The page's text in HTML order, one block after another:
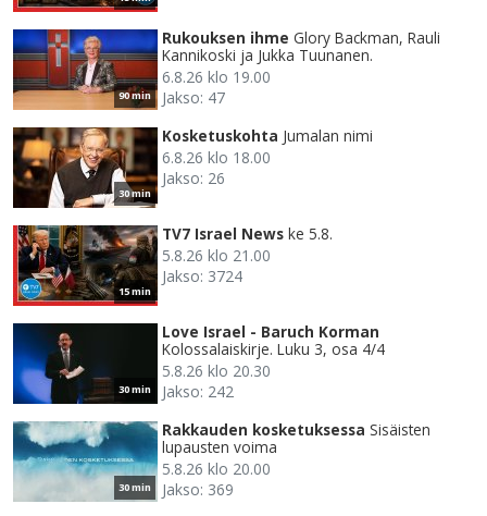
90 min
Rukouksen ihme Glory Backman, Rauli
Kannikoski ja Jukka Tuunanen.
6.8.26 klo 19.00
Jakso: 47
30 min
Kosketuskohta Jumalan nimi
6.8.26 klo 18.00
Jakso: 26
15 min
TV7 Israel News ke 5.8.
5.8.26 klo 21.00
Jakso: 3724
30 min
Love Israel - Baruch Korman
Kolossalaiskirje. Luku 3, osa 4/4
5.8.26 klo 20.30
Jakso: 242
30 min
Rakkauden kosketuksessa Sisäisten
lupausten voima
5.8.26 klo 20.00
Jakso: 369